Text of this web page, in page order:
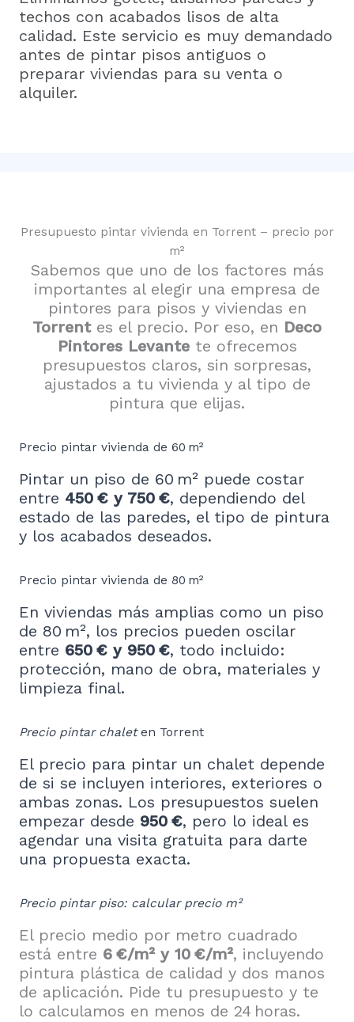
techos con acabados lisos de alta
calidad. Este servicio es muy demandado
antes de pintar pisos antiguos o
preparar viviendas para su venta o
alquiler.
Presupuesto pintar vivienda en Torrent – precio por
m²
Sabemos que uno de los factores más
importantes al elegir una empresa de
pintores para pisos y viviendas en
Torrentes el precio. Por eso, en Deco
Pintores Levantete ofrecemos
presupuestos claros, sin sorpresas,
ajustados a tu vivienda y al tipo de
pintura que elijas.
Precio pintar vivienda de 60 m²
Pintar un piso de 60 m² puede costar
entre 450 € y 750 €, dependiendo del
estado de las paredes, el tipo de pintura
y los acabados deseados.
Precio pintar vivienda de 80 m²
En viviendas más amplias como un piso
de 80 m², los precios pueden oscilar
entre 650 € y 950 €, todo incluido:
protección, mano de obra, materiales y
limpieza final.
Precio pintar chaleten Torrent
El precio para pintar un chalet depende
de si se incluyen interiores, exteriores o
ambas zonas. Los presupuestos suelen
empezar desde 950 €, pero lo ideal es
agendar una visita gratuita para darte
una propuesta exacta.
Precio pintar piso: calcular precio m²
El precio medio por metro cuadrado
está entre 6 €/m² y 10 €/m², incluyendo
pintura plástica de calidad y dos manos
de aplicación. Pide tu presupuesto y te
lo calculamos en menos de 24 horas.